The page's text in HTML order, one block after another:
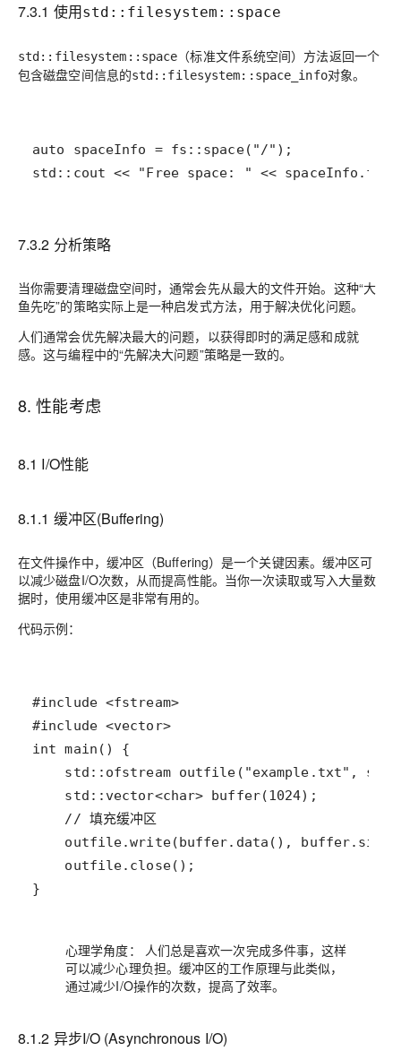
7.3.1 使用std::filesystem::space
std::filesystem::space （标准文件系统空间）方法返回一个
包含磁盘空间信息的std::filesystem::space_info对象。
std::cout << "Free space: " <<
7.3.2 分析策略
当你需要清理磁盘空间时，通常会先从最大的文件开始。这种“大
鱼先吃”的策略实际上是一种启发式方法，用于解决优化问题。
人们通常会优先解决最大的问题，以获得即时的满足感和成就
感。这与编程中的“先解决大问题”策略是一致的。
8. 性能考虑
8.1 I/O性能
8.1.1 缓冲区(Buffering)
在文件操作中，缓冲区（Buffering）是一个关键因素。缓冲区可
以减少磁盘I/O次数，从而提高性能。当你一次读取或写入大量数
据时，使用缓冲区是非常有用的。
代码示例：
#include <fstream>
#include <vector>
}
心理学角度：
人们总是喜欢一次完成多件事，这样
可以减少心理负担。缓冲区的工作原理与此类似，
通过减少I/O操作的次数，提高了效率。
8.1.2 异步I/O (Asynchronous I/O)